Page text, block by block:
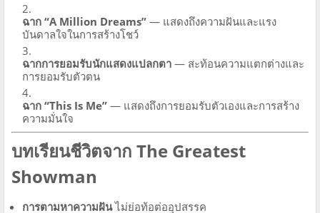
ฉาก “A Million Dreams” — แสดงถึงความฝันและแรง
บันดาลใจในการสร้างโชว์
ฉากการยอมรับนักแสดงแปลกตา — สะท้อนความแตกต่างและ
การยอมรับตัวตน
ฉาก “This Is Me” — แสดงถึงการยอมรับตัวเองและการสร้าง
ความมั่นใจ
บทเรียนชีวิตจาก The Greatest
Showman
การตามหาความฝันไม่ย่อท้อต่ออุปสรรค